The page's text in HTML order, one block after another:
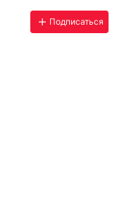
Подписаться